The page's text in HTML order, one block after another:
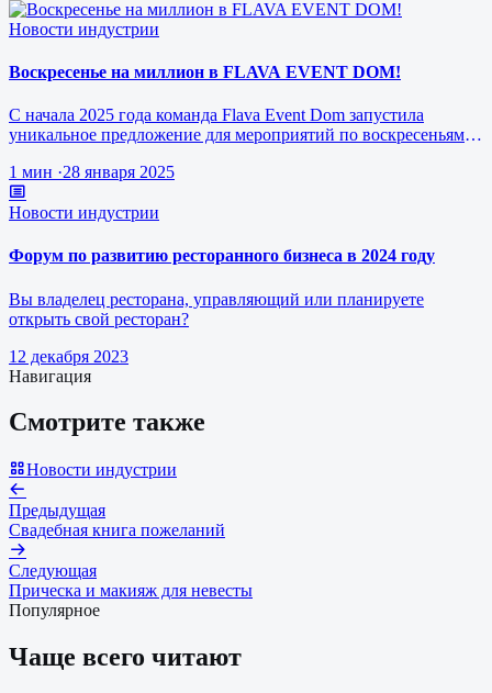
Новости индустрии
Воскресенье на миллион в FLAVA EVENT DOM!
С начала 2025 года команда Flava Event Dom запустила
уникальное предложение для мероприятий по воскресеньям за
1 мин ·28 января 2025
Новости индустрии
Форум по развитию ресторанного бизнеса в 2024 году
Вы владелец ресторана, управляющий или планируете
открыть свой ресторан?
12 декабря 2023
Навигация
Смотрите также
Новости индустрии
Предыдущая
Свадебная книга пожеланий
Следующая
Прическа и макияж для невесты
Популярное
Чаще всего читают